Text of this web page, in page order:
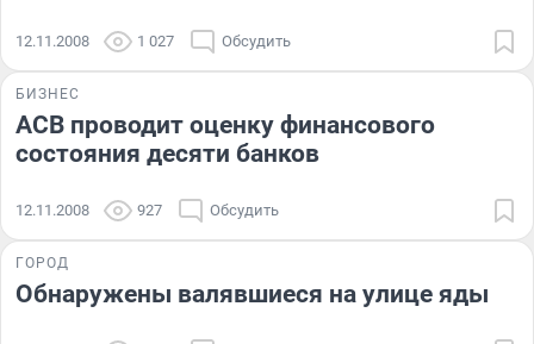
12.11.2008 1 027 Обсудить
БИЗНЕС
АСВ проводит оценку финансового
состояния десяти банков
12.11.2008 927 Обсудить
ГОРОД
Обнаружены валявшиеся на улице яды